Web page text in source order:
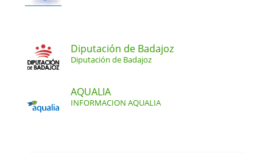
Diputación de Badajoz
Diputación de Badajoz
AQUALIA
INFORMACION AQUALIA